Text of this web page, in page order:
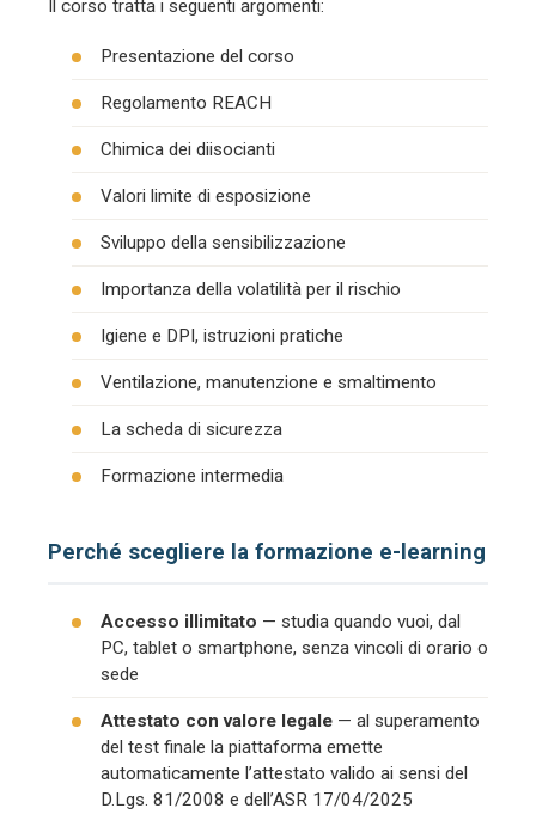
Il corso tratta i seguenti argomenti:
Presentazione del corso
Regolamento REACH
Chimica dei diisocianti
Valori limite di esposizione
Sviluppo della sensibilizzazione
Importanza della volatilità per il rischio
Igiene e DPI, istruzioni pratiche
Ventilazione, manutenzione e smaltimento
La scheda di sicurezza
Formazione intermedia
Perché scegliere la formazione e-learning
Accesso illimitato — studia quando vuoi, dal
PC, tablet o smartphone, senza vincoli di orario o
sede
Attestato con valore legale — al superamento
del test finale la piattaforma emette
automaticamente l’attestato valido ai sensi del
D.Lgs. 81/2008 e dell’ASR 17/04/2025